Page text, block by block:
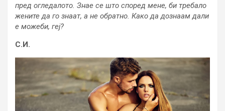
пред огледалото. Знае се што според мене, би требало
жените да го знаат, а не обратно. Како да дознаам дали
е можеби, геј?
С.И.